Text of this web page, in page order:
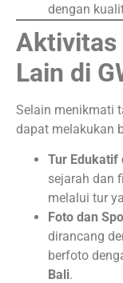
dengan
Aktivitas
Lain di
Selain menikmati
dapat melakukan
Tur Edukatif
sejarah dan
melalui tur
Foto dan
dirancang
berfoto
Bali.